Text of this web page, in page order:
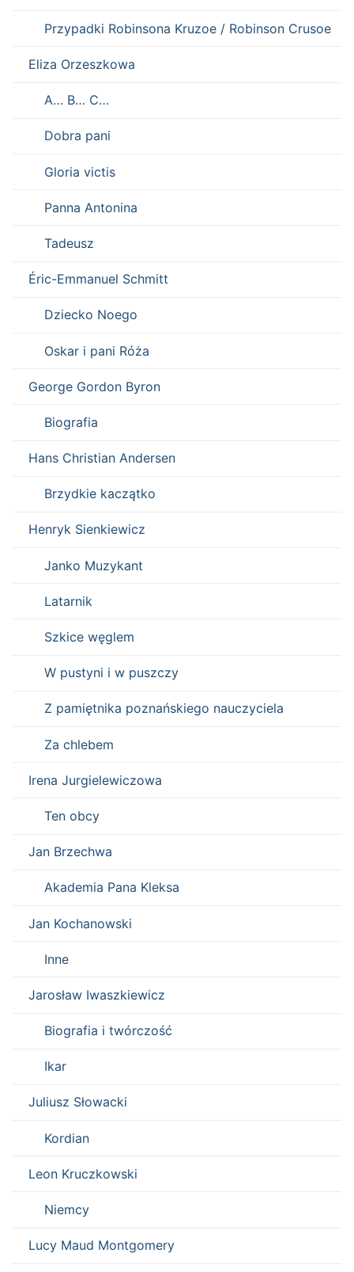
Przypadki Robinsona Kruzoe / Robinson Crusoe
Eliza Orzeszkowa
A… B… C…
Dobra pani
Gloria victis
Panna Antonina
Tadeusz
Éric-Emmanuel Schmitt
Dziecko Noego
Oskar i pani Róża
George Gordon Byron
Biografia
Hans Christian Andersen
Brzydkie kaczątko
Henryk Sienkiewicz
Janko Muzykant
Latarnik
Szkice węglem
W pustyni i w puszczy
Z pamiętnika poznańskiego nauczyciela
Za chlebem
Irena Jurgielewiczowa
Ten obcy
Jan Brzechwa
Akademia Pana Kleksa
Jan Kochanowski
Inne
Jarosław Iwaszkiewicz
Biografia i twórczość
Ikar
Juliusz Słowacki
Kordian
Leon Kruczkowski
Niemcy
Lucy Maud Montgomery